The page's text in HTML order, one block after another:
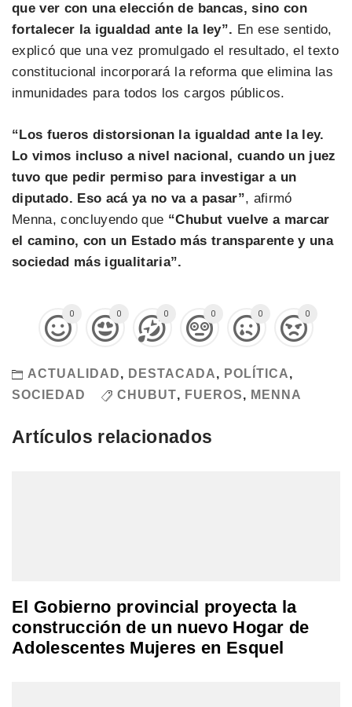
que ver con una elección de bancas, sino con
fortalecer la igualdad ante la ley”. En ese sentido,
explicó que una vez promulgado el resultado, el texto
constitucional incorporará la reforma que elimina las
inmunidades para todos los cargos públicos.
“Los fueros distorsionan la igualdad ante la ley.
Lo vimos incluso a nivel nacional, cuando un juez
tuvo que pedir permiso para investigar a un
diputado. Eso acá ya no va a pasar”, afirmó
Menna, concluyendo que “Chubut vuelve a marcar
el camino, con un Estado más transparente y una
sociedad más igualitaria”.
0 0 0 0 0 0
ACTUALIDAD, DESTACADA, POLÍTICA,
SOCIEDAD
CHUBUT, FUEROS, MENNA
Artículos relacionados
El Gobierno provincial proyecta la
construcción de un nuevo Hogar de
Adolescentes Mujeres en Esquel